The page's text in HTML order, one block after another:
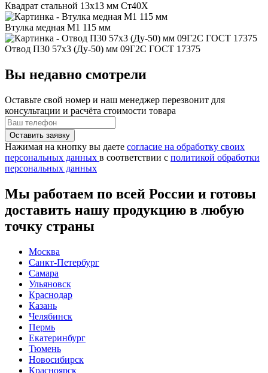
Квадрат стальной 13x13 мм Ст40Х
Втулка медная М1 115 мм
Отвод П30 57x3 (Ду-50) мм 09Г2С ГОСТ 17375
Вы недавно смотрели
Оставьте свой номер и наш менеджер перезвонит для
консультации и расчёта стоимости товара
Нажимая на кнопку вы даете согласие на обработку своих
персональных данных в соответствии с политикой обработки
персональных данных
Мы работаем по всей России и готовы
доставить нашу продукцию в любую
точку страны
Москва
Санкт-Петербург
Самара
Ульяновск
Краснодар
Казань
Челябинск
Пермь
Екатеринбург
Тюмень
Новосибирск
Красноярск